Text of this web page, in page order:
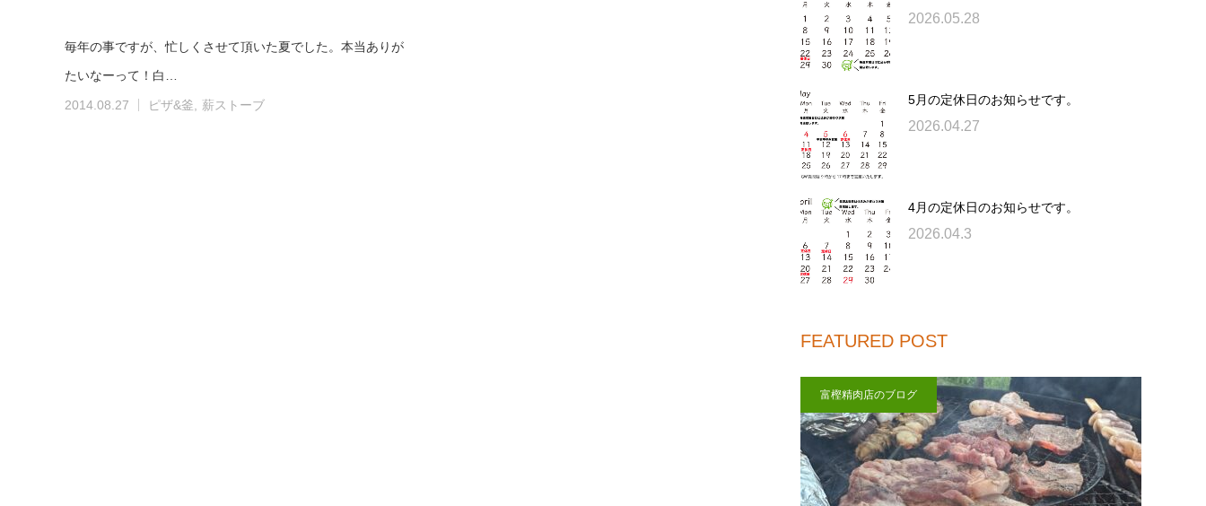
毎年の事ですが、忙しくさせて頂いた夏でした。本当ありが
たいなーって！白…
2014.08.27 ピザ&釜 薪ストーブ
2026.05.28
5月の定休日のお知らせです。
2026.04.27
4月の定休日のお知らせです。
2026.04.3
FEATURED POST
富樫精肉店のブログ